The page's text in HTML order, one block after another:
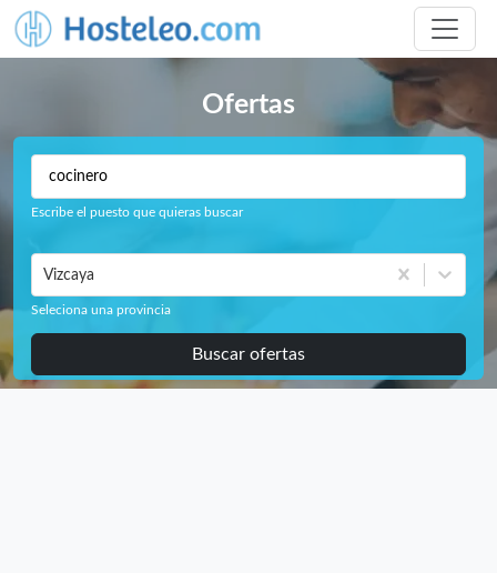
Ofertas
Escribe el puesto que quieras buscar
Vizcaya
Seleciona una provincia
Buscar ofertas